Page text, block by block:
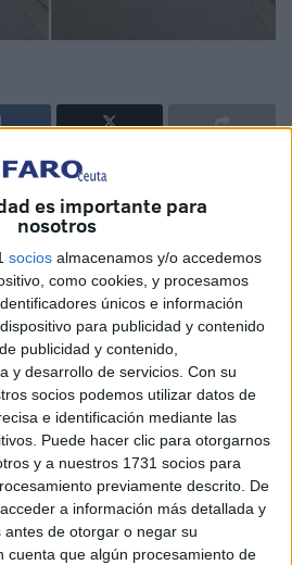
es importante para
nosotros
socios almacenamos y/o accedemos
como cookies, y procesamos
únicos e información
para publicidad y contenido
publicidad y contenido,
y desarrollo de servicios. Con su
socios podemos utilizar datos de
e identificación mediante las
Puede hacer clic para otorgarnos
y a nuestros 1731 socios para
previamente descrito. De
a información más detallada y
de otorgar o negar su
cuenta que algún procesamiento de
Obras del Puerto
culpala tiene unalcantarillado
en la recta del puerto.
a pesar de que los vecinos
esta situación, teniendo unruido
, siendoimposible
que pasan por encima
situación es escuchar el ruido que
por la zona.